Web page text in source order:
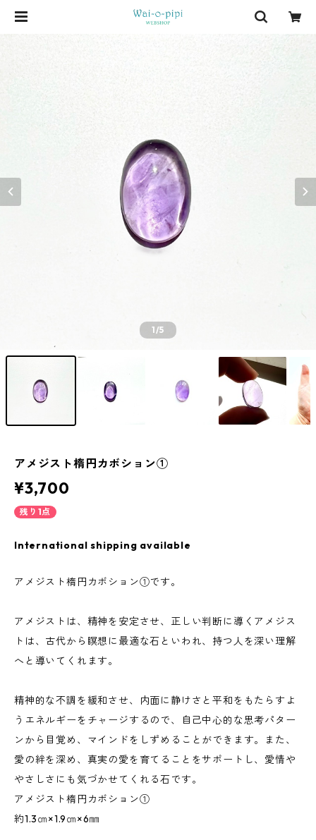
1/5
アメジスト楕円カボション①
¥3,700
残り1点
International shipping available
アメジスト楕円カボション①です。
アメジストは、精神を安定させ、正しい判断に導くアメジス
トは、古代から瞑想に最適な石といわれ、持つ人を深い理解
へと導いてくれます。
精神的な不調を緩和させ、内面に静けさと平和をもたらすよ
うエネルギーをチャージするので、自己中心的な思考パター
ンから目覚め、マインドをしずめることができます。また、
愛の絆を深め、真実の愛を育てることをサポートし、愛情や
やさしさにも気づかせてくれる石です。
アメジスト楕円カボション①
約1.3㎝×1.9㎝×6㎜